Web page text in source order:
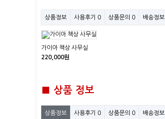
상품정보 사용후기 0 상품문의 0 배송정보
가이아 책상 사무실
220,000원
■ 상품 정보
상품정보 사용후기 0 상품문의 0 배송정보